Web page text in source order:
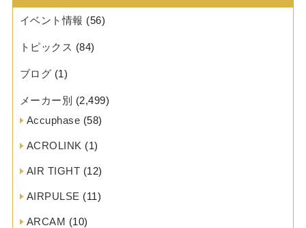
イベント情報 (56)
トピックス (84)
ブログ (1)
メーカー別 (2,499)
Accuphase (58)
ACROLINK (1)
AIR TIGHT (12)
AIRPULSE (11)
ARCAM (10)